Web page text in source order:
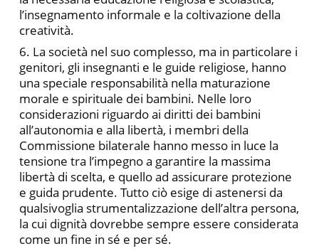
l’insegnamento informale e la coltivazione della
creatività.
6. La società nel suo complesso, ma in particolare i
genitori, gli insegnanti e le guide religiose, hanno
una speciale responsabilità nella maturazione
morale e spirituale dei bambini. Nelle loro
considerazioni riguardo ai diritti dei bambini
all’autonomia e alla libertà, i membri della
Commissione bilaterale hanno messo in luce la
tensione tra l’impegno a garantire la massima
libertà di scelta, e quello ad assicurare protezione
e guida prudente. Tutto ciò esige di astenersi da
qualsivoglia strumentalizzazione dell’altra persona,
la cui dignità dovrebbe sempre essere considerata
come un fine in sé e per sé.